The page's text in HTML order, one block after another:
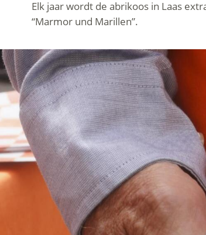
Elk jaar wordt de abrikoos in Laas
“Marmor und Marillen”.